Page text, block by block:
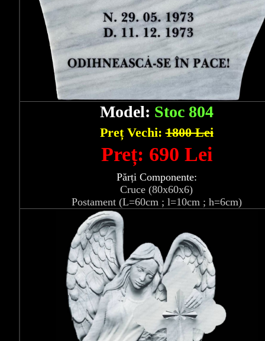
Model: Stoc 804
Preț Vechi:1800 Lei
Preț: 690 Lei
Părți Componente:
Cruce (80x60x6)
Postament (L=60cm ; l=10cm ; h=6cm)